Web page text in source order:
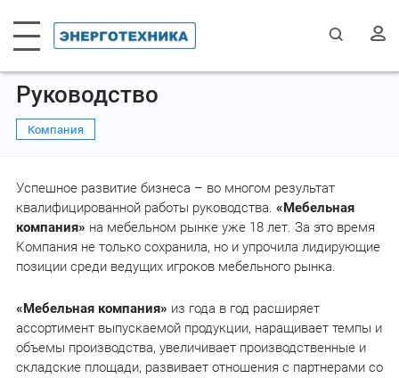
Руководство
Компания
Успешное развитие бизнеса – во многом результат
квалифицированной работы руководства. «Мебельная
компания» на мебельном рынке уже 18 лет. За это время
Компания не только сохранила, но и упрочила лидирующие
позиции среди ведущих игроков мебельного рынка.
«Мебельная компания» из года в год расширяет
ассортимент выпускаемой продукции, наращивает темпы и
объемы производства, увеличивает производственные и
складские площади, развивает отношения с партнерами со